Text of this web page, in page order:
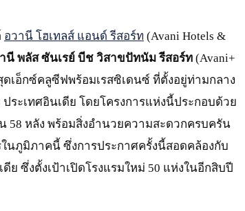
อวานี โฮเทลส์ แอนด์ รีสอร์ท (Avani Hotels &
นี พลัส ซันเรย์ บีช วิสาขปัทนัม รีสอร์ท (Avani+
สุดเอ็กซ์คลูซีฟพร้อมเรสซิเดนซ์ ที่ตั้งอยู่ท่ามกลาง
ะเทศอินเดีย โดยโครงการแห่งนี้ประกอบด้วย
58 หลัง พร้อมสิ่งอำนวยความสะดวกครบครัน
นภูมิภาคนี้ ซึ่งการประกาศครั้งนี้สอดคล้องกับ
ย ซึ่งตั้งเป้าเปิดโรงแรมใหม่ 50 แห่งในอีกสิบปี